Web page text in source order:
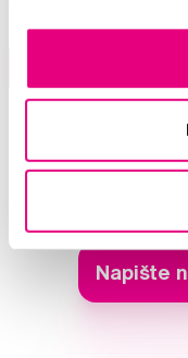
Napište